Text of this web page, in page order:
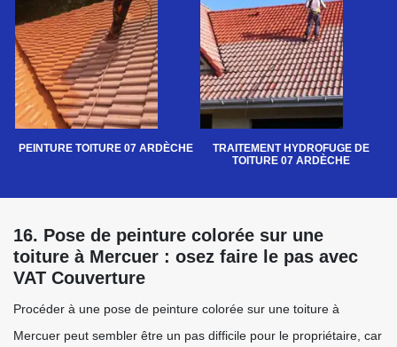
PEINTURE TOITURE 07 ARDÈCHE
TRAITEMENT HYDROFUGE DE
TOITURE 07 ARDÈCHE
16. Pose de peinture colorée sur une
toiture à Mercuer : osez faire le pas avec
VAT Couverture
Procéder à une pose de peinture colorée sur une toiture à
Mercuer peut sembler être un pas difficile pour le propriétaire, car